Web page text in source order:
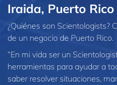
Iraida, Puerto Rico
¿Quiénes son Scientologists?
de un negocio de Puerto Rico.
“En mi vida ser un
herramientas para ayudar a
saber resolver situaciones,